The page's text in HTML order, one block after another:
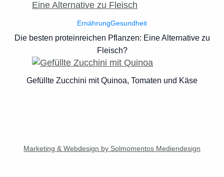
ErnährungGesundheit
Die besten proteinreichen Pflanzen: Eine Alternative zu
Fleisch?
Gefüllte Zucchini mit Quinoa, Tomaten und Käse
Marketing & Webdesign by Solmomentos Mediendesign